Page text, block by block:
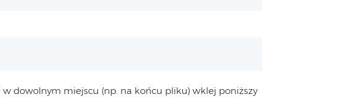
dowolnym miejscu (np. na końcu pliku) wklej poniższy